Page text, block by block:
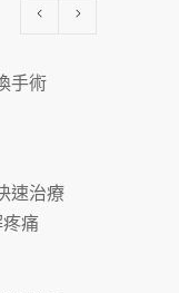
「這習
暑病例：
手術
速治療
痛